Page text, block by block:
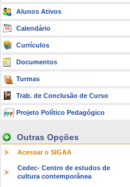
Alunos Ativos
Calendário
Currículos
Documentos
Turmas
Trab. de Conclusão de Curso
Projeto Político Pedagógico
Outras Opções
Acessar o SIGAA
Cedec- Centro de estudos de
cultura contemporânea